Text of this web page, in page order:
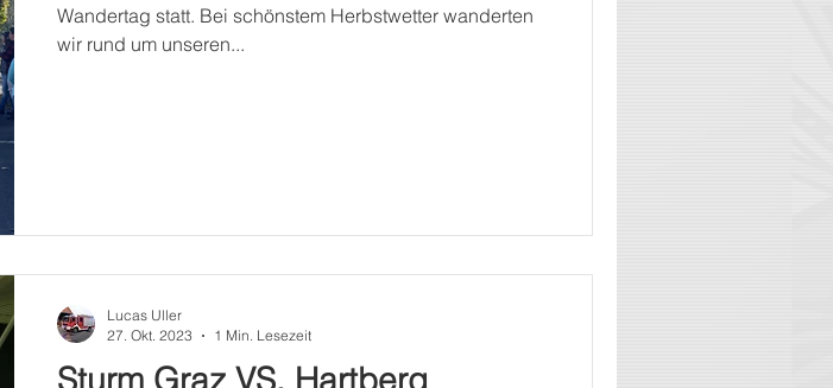
Wandertag statt. Bei schönstem Herbstwetter wanderten
wir rund um unseren...
Sturm Graz VS. Hartberg
Lucas Uller
27. Okt. 2023
1 Min. Lesezeit